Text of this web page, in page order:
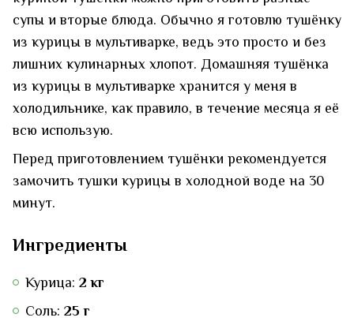
супы и вторые блюда. Обычно я готовлю тушёнку
из курицы в мультиварке, ведь это просто и без
лишних кулинарных хлопот. Домашняя тушёнка
из курицы в мультиварке хранится у меня в
холодильнике, как правило, в течение месяца я её
всю использую.
Перед приготовлением тушёнки рекомендуется
замочить тушки курицы в холодной воде на 30
минут.
Ингредиенты
Курица: 2 кг
Соль: 25 г